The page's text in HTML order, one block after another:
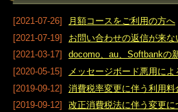
[2021-07-26] 月額コースをご利用の